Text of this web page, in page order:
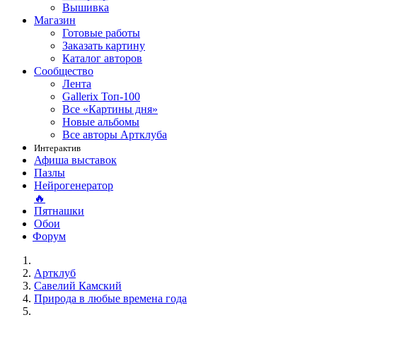
Вышивка
Магазин
Готовые работы
Заказать картину
Каталог авторов
Сообщество
Лента
Gallerix Топ-100
Все «Картины дня»
Новые альбомы
Все авторы Артклуба
Интерактив
Афиша выставок
Пазлы
Нейрогенератор
🔥
Пятнашки
Обои
Форум
Артклуб
Савелий Камский
Природа в любые времена года